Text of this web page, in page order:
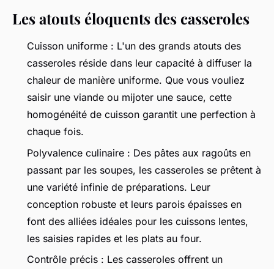
Les atouts éloquents des casseroles
Cuisson uniforme : L'un des grands atouts des
casseroles réside dans leur capacité à diffuser la
chaleur de manière uniforme. Que vous vouliez
saisir une viande ou mijoter une sauce, cette
homogénéité de cuisson garantit une perfection à
chaque fois.
Polyvalence culinaire : Des pâtes aux ragoûts en
passant par les soupes, les casseroles se prêtent à
une variété infinie de préparations. Leur
conception robuste et leurs parois épaisses en
font des alliées idéales pour les cuissons lentes,
les saisies rapides et les plats au four.
Contrôle précis : Les casseroles offrent un